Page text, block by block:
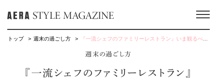
トップ 週末の過ごし方 『一流シェフのファミリーレストラン』いま観るべき、おしゃれな海外ドラマとは？ #82
週末の過ごし方
『一流シェフのファミリーレストラン』